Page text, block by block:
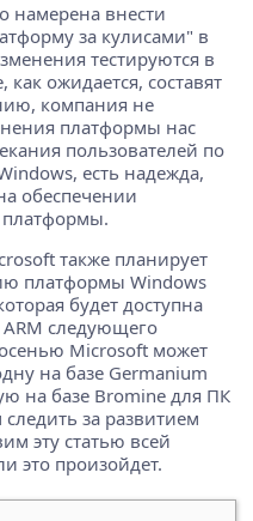
намерена внести
за кулисами" в
тестируются в
ожидается, составят
компания не
платформы нас
пользователей по
есть надежда,
обеспечении
платформы.
также планирует
платформы Windows
будет доступна
следующего
Microsoft может
на базе Germanium
на базе Bromine для ПК
за развитием
эту статью всей
это произойдет.